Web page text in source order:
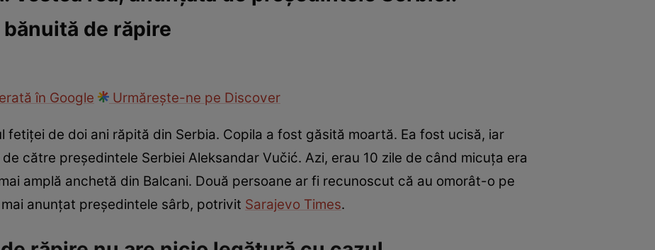
Național Sport
de răpire
în Google
Urmărește-ne pe Discover
fetiței de doi ani răpită din Serbia. Copila a fost găsită moartă. Ea fost ucisă, iar
către președintele Serbiei Aleksandar Vučić. Azi, erau 10 zile de când micuța era
amplă anchetă din Balcani. Două persoane ar fi recunoscut că au omorât-o pe
anunțat președintele sârb, potrivit Sarajevo Times.